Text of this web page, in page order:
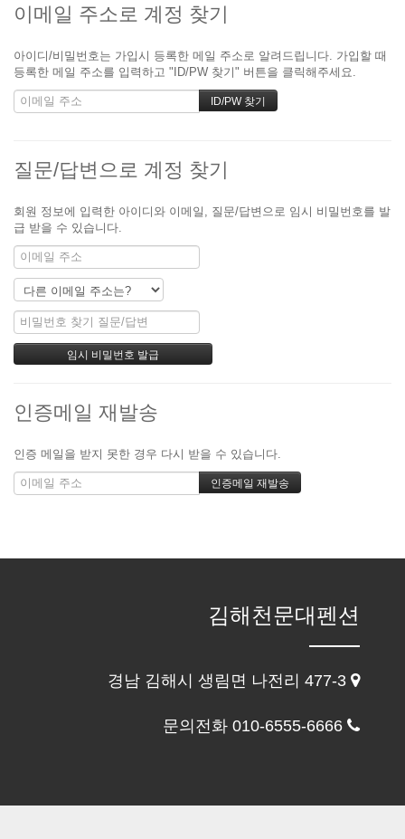
이메일 주소로 계정 찾기
아이디/비밀번호는 가입시 등록한 메일 주소로 알려드립니다. 가입할 때
등록한 메일 주소를 입력하고 "ID/PW 찾기" 버튼을 클릭해주세요.
질문/답변으로 계정 찾기
회원 정보에 입력한 아이디와 이메일, 질문/답변으로 임시 비밀번호를 발
급 받을 수 있습니다.
인증메일 재발송
인증 메일을 받지 못한 경우 다시 받을 수 있습니다.
김해천문대펜션
경남 김해시 생림면 나전리 477-3
문의전화 010-6555-6666